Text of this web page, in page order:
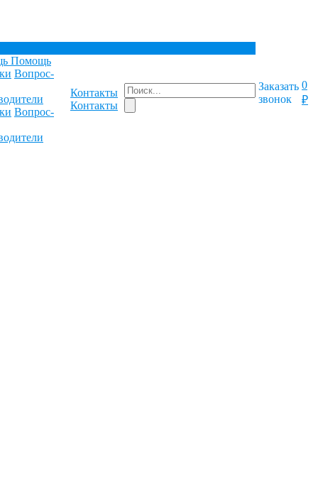
Помощь
Вопрос-
Вопрос-
Контакты
Контакты
Заказать
звонок
0
₽